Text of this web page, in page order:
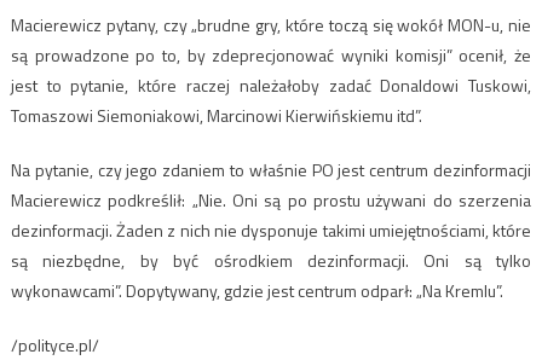
Macierewicz pytany, czy „brudne gry, które toczą się wokół MON-u, nie
są prowadzone po to, by zdeprecjonować wyniki komisji” ocenił, że
jest to pytanie, które raczej należałoby zadać Donaldowi Tuskowi,
Tomaszowi Siemoniakowi, Marcinowi Kierwińskiemu itd”.
Na pytanie, czy jego zdaniem to właśnie PO jest centrum dezinformacji
Macierewicz podkreślił: „Nie. Oni są po prostu używani do szerzenia
dezinformacji. Żaden z nich nie dysponuje takimi umiejętnościami, które
są niezbędne, by być ośrodkiem dezinformacji. Oni są tylko
wykonawcami”. Dopytywany, gdzie jest centrum odparł: „Na Kremlu”.
/polityce.pl/